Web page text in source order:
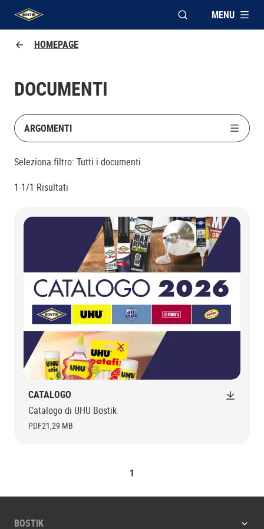
UHU logo
APRI FINESTRA
MENU
HOMEPAGE
DOCUMENTI
ARGOMENTI
Seleziona filtro: Tutti i documenti
1-1/1 Risultati
CATALOGO
Catalogo di UHU Bostik
PDF21,29 MB
1
BOSTIK